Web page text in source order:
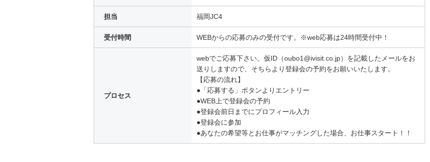
担当 福岡JC4
受付時間 WEBからの応募のみの受付です。※web応募は24時間受付中！
プロセス
webでご応募下さい。仮ID（oubo1@ivisit.co.jp）を記載したメールをお
送りしますので、そちらより登録会の予約をお願いいたします。
【応募の流れ】
●「応募する」ボタンよりエントリー
●WEB上で登録会の予約
●登録会前日までにプロフィール入力
●登録会に参加
●あなたの希望等とお仕事がマッチングした場合、お仕事スタート！！